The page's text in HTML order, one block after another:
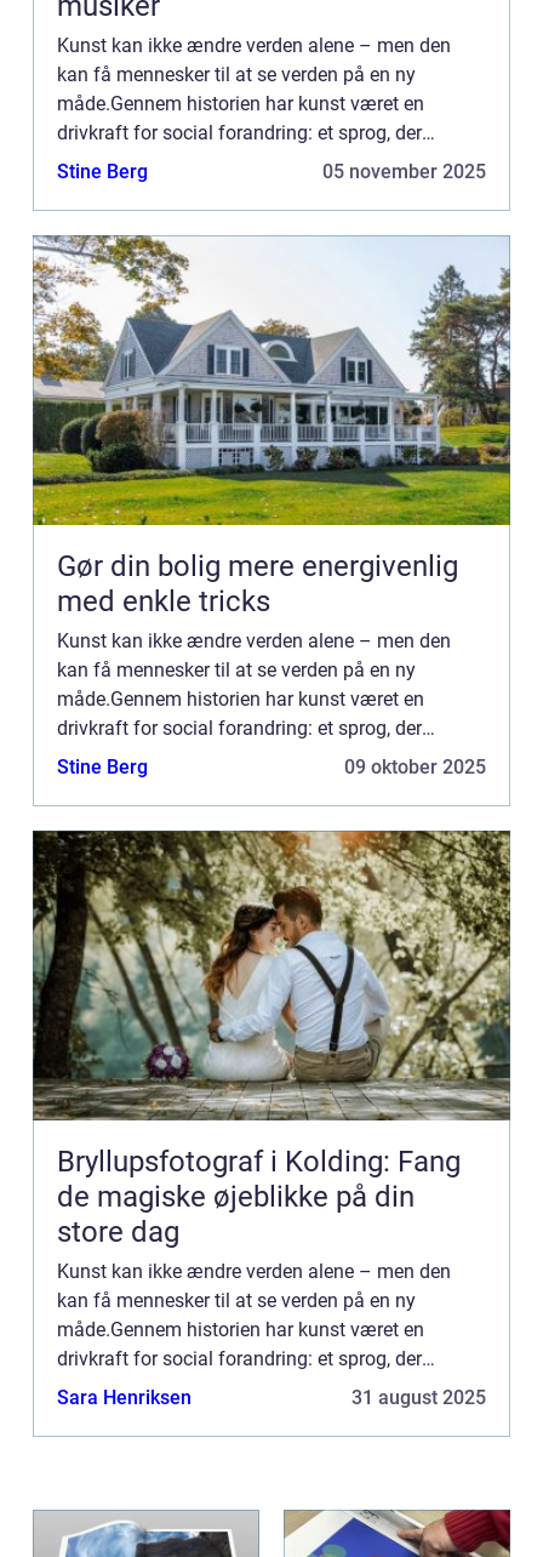
Kunst kan ikke ændre verden alene – men den
kan få mennesker til at se verden på en ny
måde.Gennem historien har kunst været en
drivkraft for social forandring: et sprog, der
overskrider politik, klasse og kultur. ...
Stine Berg 05 november 2025
Gør din bolig mere energivenlig
med enkle tricks
Kunst kan ikke ændre verden alene – men den
kan få mennesker til at se verden på en ny
måde.Gennem historien har kunst været en
drivkraft for social forandring: et sprog, der
overskrider politik, klasse og kultur. ...
Stine Berg 09 oktober 2025
Bryllupsfotograf i Kolding: Fang
de magiske øjeblikke på din
store dag
Kunst kan ikke ændre verden alene – men den
kan få mennesker til at se verden på en ny
måde.Gennem historien har kunst været en
drivkraft for social forandring: et sprog, der
overskrider politik, klasse og kultur. ...
Sara Henriksen 31 august 2025